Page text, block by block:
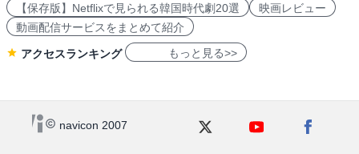
【保存版】Netflixで見られる韓国時代劇20選
映画レビュー
動画配信サービスをまとめて紹介
アクセスランキング もっと見る>>
navicon 2007